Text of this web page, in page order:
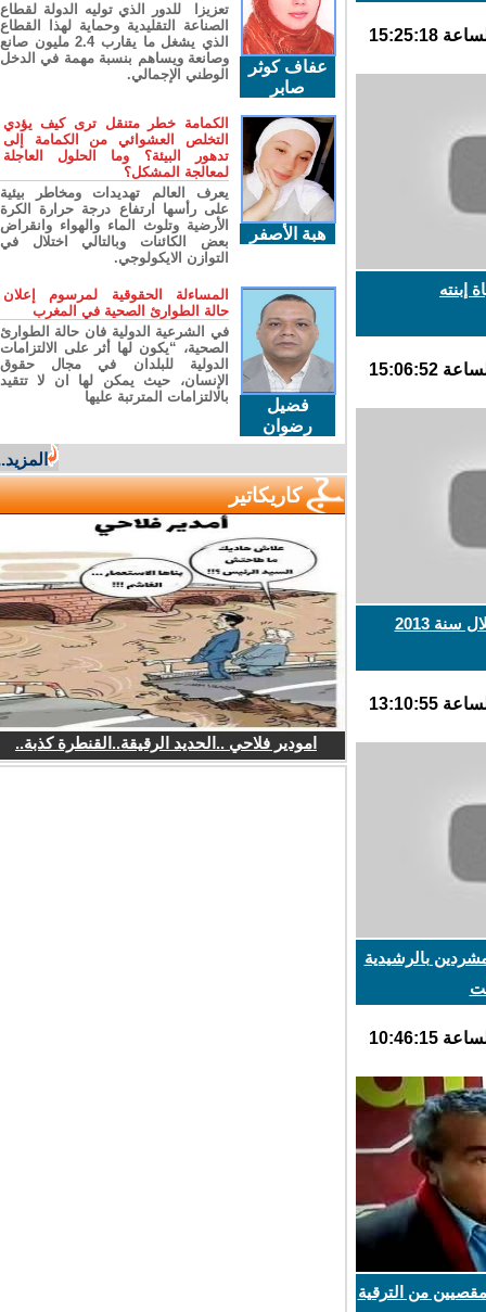
2013
بالرشيدية
من الترقية
عفاف كوثر
صابر
تعزيزا للدور الذي توليه الدولة لقطاع
الصناعة التقليدية وحماية لهذا القطاع
الذي يشغل ما يقارب 2.4 مليون صانع
وصانعة ويساهم بنسبة مهمة في الدخل
الوطني الإجمالي.
هبة الأصفر
الكمامة خطر متنقل ترى كيف يؤدي
التخلص العشوائي من الكمامة إلى
تدهور البيئة؟ وما الحلول العاجلة
لمعالجة المشكل؟
يعرف العالم تهديدات ومخاطر بيئية
على رأسها ارتفاع درجة حرارة الكرة
الأرضية وتلوث الماء والهواء وانقراض
بعض الكائنات وبالتالي اختلال في
التوازن الايكولوجي.
فضيل
رضوان
المساءلة الحقوقية لمرسوم إعلان
حالة الطوارئ الصحية في المغرب
في الشرعية الدولية فان حالة الطوارئ
الصحية، “يكون لها أثر على الالتزامات
الدولية للبلدان في مجال حقوق
الإنسان، حيث يمكن لها ان لا تتقيد
بالالتزامات المترتبة عليها
المزيد...
كاريكاتير
امودير فلاحي ..الحديد الرقيقة..القنطرة كذبة..